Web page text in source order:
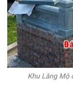
Khu Lăng Mộ